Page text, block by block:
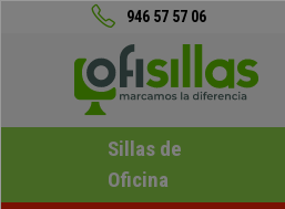
946 57 57 06
Sillas de
Oficina